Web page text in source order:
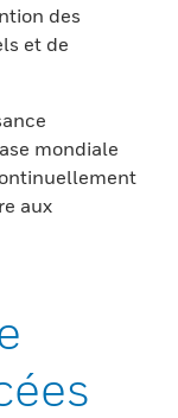
des
et de
mondiale
aux